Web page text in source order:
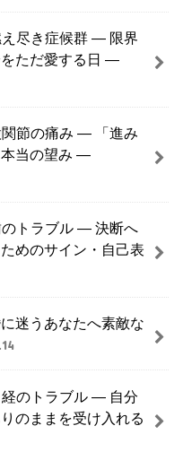
え尽き症候群 ― 限界
をただ愛する日 ―
関節の痛み ― 「進み
本当の望み ―
のトラブル ― 決断へ
めのサイン・自己表
迷うあなたへ素敵な
経のトラブル ― 自分
のままを受け入れる